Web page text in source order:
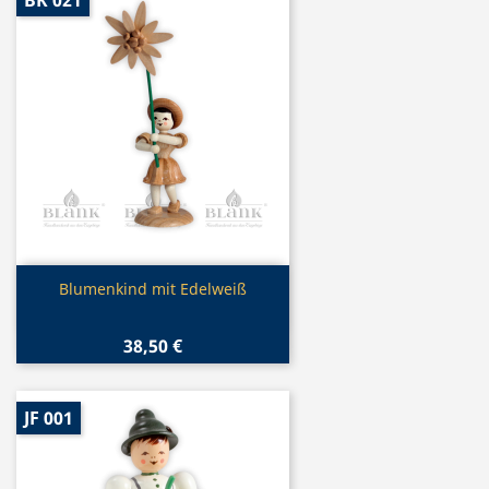
Vorschau
Blumenkind mit Edelweiß
38,50 €
JF 001